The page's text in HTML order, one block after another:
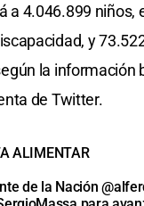
a 4.046.899
y
la información
de Twitter.
ALIMENTAR
de la Nación